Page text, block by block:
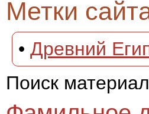
Метки
• Древний
Поиск